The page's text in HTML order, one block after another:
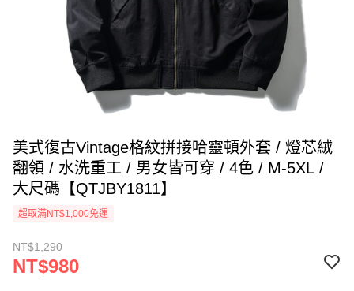
美式復古Vintage格紋拼接哈靈頓外套 / 燈芯絨
翻領 / 水洗重工 / 男女皆可穿 / 4色 / M-5XL /
大尺碼【QTJBY1811】
超取滿NT$1,000免運
NT$1,290
NT$980